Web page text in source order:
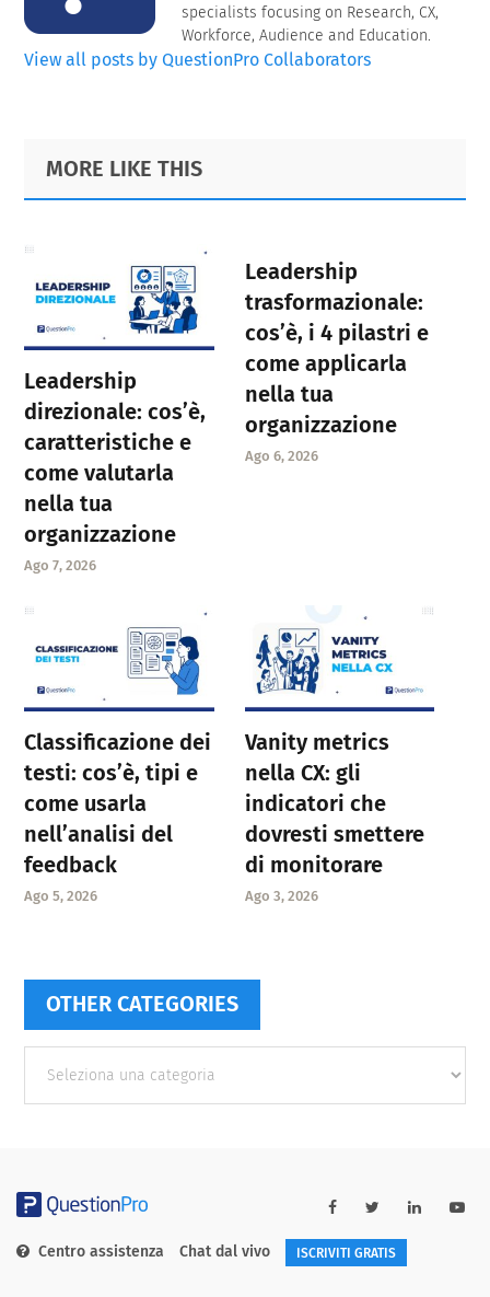
specialists focusing on Research, CX,
Workforce, Audience and Education.
View all posts by QuestionPro Collaborators
Primary
Sidebar
Footer
MORE LIKE THIS
Leadership
direzionale: cos’è,
caratteristiche e
come valutarla
nella tua
organizzazione
Ago 7, 2026
Leadership
trasformazionale:
cos’è, i 4 pilastri e
come applicarla
nella tua
organizzazione
Ago 6, 2026
Classificazione dei
testi: cos’è, tipi e
come usarla
nell’analisi del
feedback
Ago 5, 2026
Vanity metrics
nella CX: gli
indicatori che
dovresti smettere
di monitorare
Ago 3, 2026
OTHER CATEGORIES
categories
Centro assistenza Chat dal vivo ISCRIVITI GRATIS